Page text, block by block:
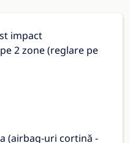
impact
2 zone (reglare pe
(airbag-uri cortină -